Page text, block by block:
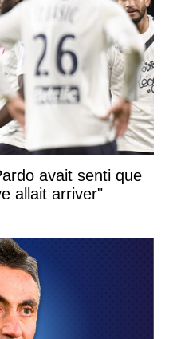
avait senti que
allait arriver"